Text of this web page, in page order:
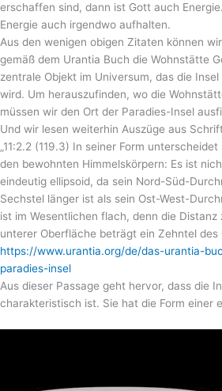
erschaffen sind, dann ist Gott auch
Energie auch irgendwo aufhalten.
Aus den wenigen obigen Zitaten können
gemäß dem Urantia Buch die Wohnstätte
zentrale Objekt im Universum, das die
wird. Um herauszufinden, wo die
müssen wir den Ort der Paradies-Insel
Und wir lesen weiterhin Auszüge aus
„11:2.2 (119.3) In seiner Form
den bewohnten Himmelskörpern: Es ist
eindeutig ellipsoid, da sein Nord-Süd-
Sechstel länger ist als sein Ost-West-
ist im Wesentlichen flach, denn die
unterer Oberfläche beträgt ein Zehntel des
https://www.urantia.org/de/das-urantia-
paradies-insel
Aus dieser Passage geht hervor, dass die
charakteristisch ist. Sie hat die Form einer